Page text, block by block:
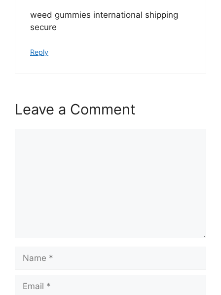
weed gummies international shipping
secure
Reply
Leave a Comment